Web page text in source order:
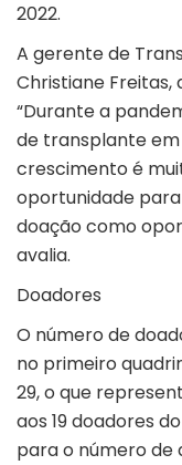
2022.
A gerente de
Christiane
“Durante a
de transplante
crescimento é
oportunidade
doação como
avalia.
Doadores
O número de
no primeiro
29, o que
aos 19 doadores
para o número de